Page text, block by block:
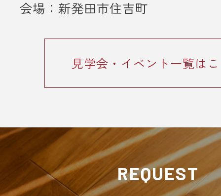
会場：新発田市住吉町
見学会・イベント一覧は
REQUEST